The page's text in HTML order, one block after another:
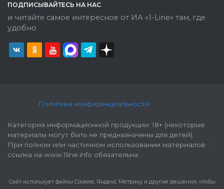
ПОДПИСЫВАЙТЕСЬ НА НАС
и читайте самое интересное от ИА «1-Line» там, где
удобно
Политика конфиденциальности
Категория информационной продукции: 18+ (некоторые
материалы могут быть не предназначены для детей).
При полном или частичном использовании материалов
ссылка на www.1line.info обязательна.
Cайт использует файлы Cookies, Яндекс Метрику и другие решения, чтобы